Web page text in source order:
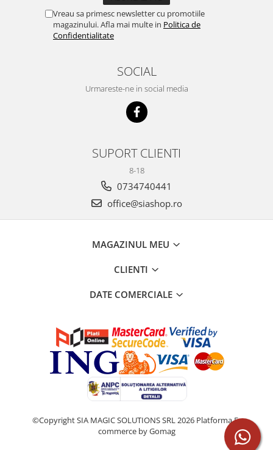
Vreau sa primesc newsletter cu promotiile
magazinului. Afla mai multe in Politica de
Confidentialitate
SOCIAL
Urmareste-ne in social media
SUPORT CLIENTI
8-18
0734740441
office@siashop.ro
MAGAZINUL MEU
CLIENTI
DATE COMERCIALE
©Copyright SIA MAGIC SOLUTIONS SRL 2026 Platforma E-
commerce by Gomag